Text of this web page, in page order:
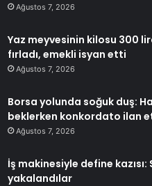
Ağustos 7, 2026
Yaz meyvesinin kilosu 300
fırladı, emekli isyan etti
Ağustos 7, 2026
Borsa yolunda soğuk duş:
beklerken konkordato ilan
Ağustos 7, 2026
İş makinesiyle define kazısı:
yakalandılar